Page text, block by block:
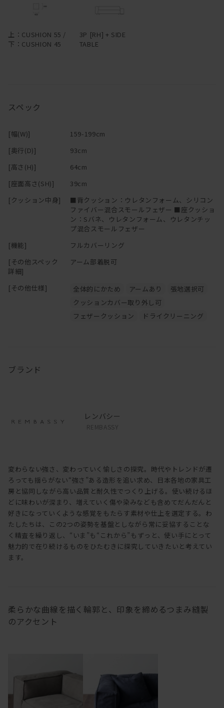
上：CUSHION 55 /
下：CUSHION 45
3P [RH] + SIDE
TABLE
スペック
[幅(W)]
159-199cm
[奥行(D)]
93cm
[高さ(H)]
64cm
[座面高さ(SH)]
39cm
[クッション中身]
■背クッション：ウレタンフォーム、シリコン
ファイバー混合スモールフェザー ■座クッショ
ン：Sバネ、ウレタンフォーム、ウレタンチッ
プ混合スモールフェザー
[機能]
フルカバーリング
[その他スペック
詳細]
アーム部着脱可
[その他仕様] 全体的にかため アームあり
張地選択可
クッションカバー取り外し可
フェザークッション
ドライクリーニング
ブランド
レンバシー
REMBASSY
変わらない強さ、変わっていく愉しさの探究。時代やトレンドが遷
ろっても揺らがない“強さ”ある造形を追い求め、日本各地の家具工
房と協同しながら高い品質と耐久性でつくり上げる。使い続けるほ
どに味わいが深まり、増えていく傷や染みなども含めてだんだんと
好きになっていくような感覚をもたらす素材や仕上を選定する。わ
たしたちは、この2つの姿勢を基盤としながら常に妥協することな
く精査を繰り返し、“いま”も“これから”もずっと、使い手にとって
魅力的で在り続けるものをひたむきに探究していきたいと考えてい
ます。
柔らかな曲線を描く輪郭と、印象を締めるつまみ縫製
のアクセント